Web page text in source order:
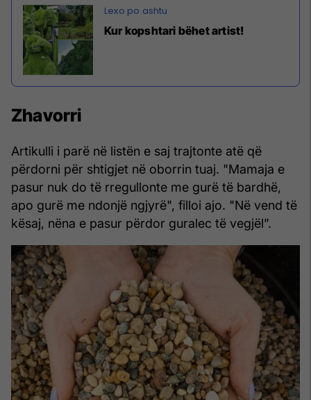
Kur kopshtari bëhet artist!
Zhavorri
Artikulli i parë në listën e saj trajtonte atë që
përdorni për shtigjet në oborrin tuaj. "Mamaja e
pasur nuk do të rregullonte me gurë të bardhë,
apo gurë me ndonjë ngjyrë", filloi ajo. "Në vend të
kësaj, nëna e pasur përdor guralec të vegjël”.